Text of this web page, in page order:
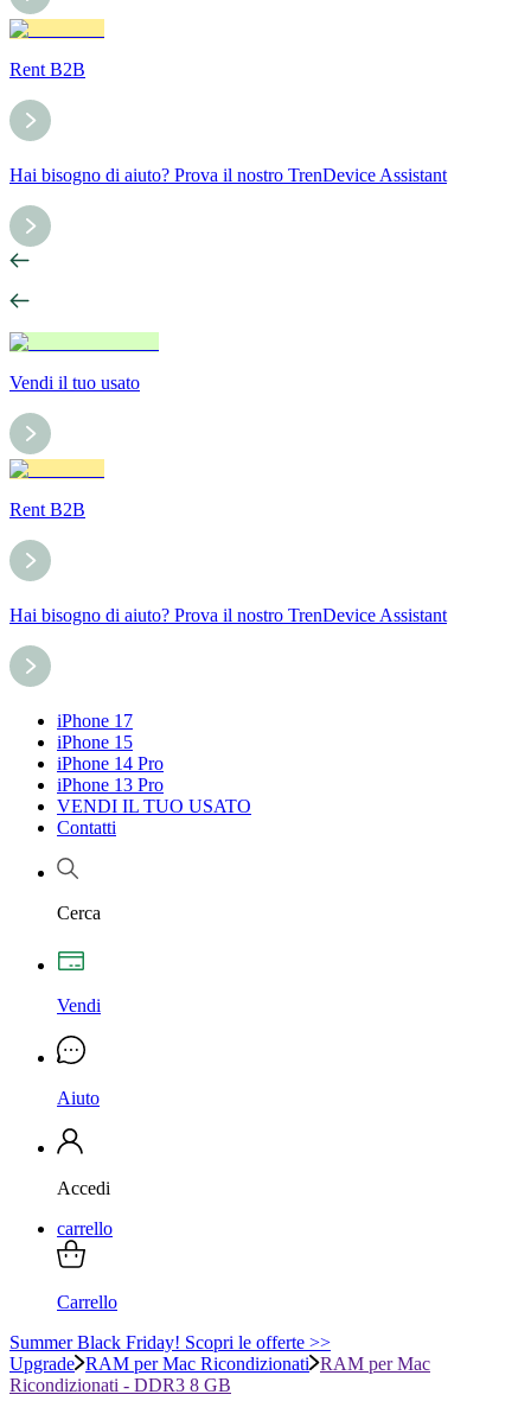
Rent B2B
Hai bisogno di aiuto? Prova il nostro TrenDevice Assistant
Vendi il tuo usato
Rent B2B
Hai bisogno di aiuto? Prova il nostro TrenDevice Assistant
iPhone 17
iPhone 15
iPhone 14 Pro
iPhone 13 Pro
VENDI IL TUO USATO
Contatti
Cerca
Vendi
Aiuto
Accedi
carrello
Carrello
Summer Black Friday! Scopri le offerte >>
Upgrade RAM per Mac Ricondizionati RAM per Mac
Ricondizionati - DDR3 8 GB